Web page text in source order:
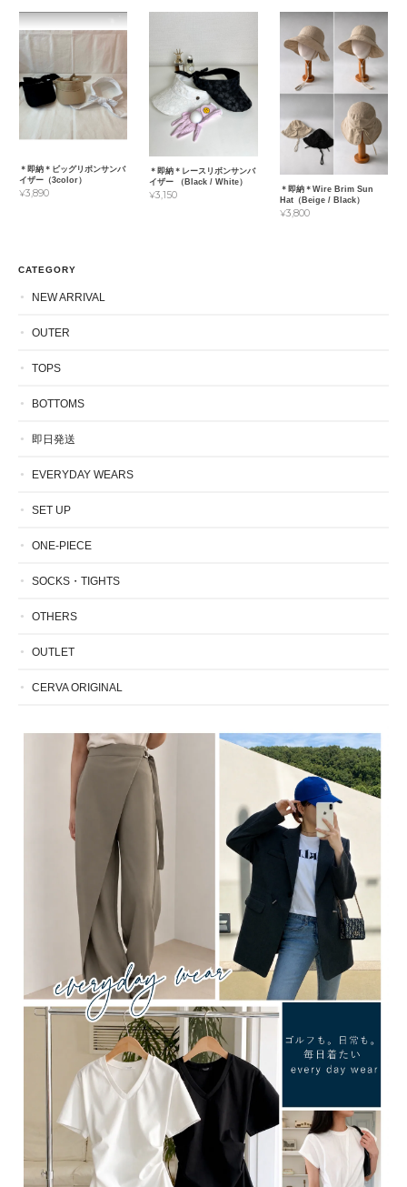
＊即納＊ビッグリボンサンバ
イザー（3color）
¥3,890
＊即納＊レースリボンサンバ
イザー （Black / White）
¥3,150
＊即納＊Wire Brim Sun
Hat（Beige / Black）
¥3,800
CATEGORY
NEW ARRIVAL
OUTER
TOPS
BOTTOMS
即日発送
EVERYDAY WEARS
SET UP
ONE-PIECE
SOCKS・TIGHTS
OTHERS
OUTLET
CERVA ORIGINAL